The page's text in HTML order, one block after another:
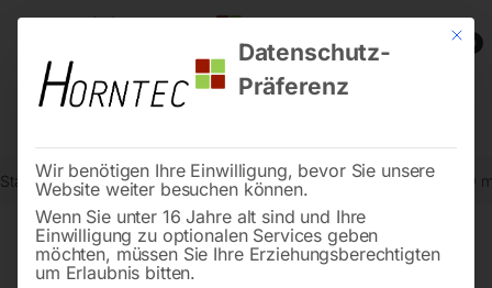
0
Start Metallbearbeitung Dreh-Zubehör Präz. Messschieber 150
Mit
Datenschutz-
Präferenz
Wir benötigen Ihre Einwilligung, bevor Sie unsere
Website weiter besuchen können.
Wenn Sie unter 16 Jahre alt sind und Ihre
Einwilligung zu optionalen Services geben
möchten, müssen Sie Ihre Erziehungsberechtigten
um Erlaubnis bitten.